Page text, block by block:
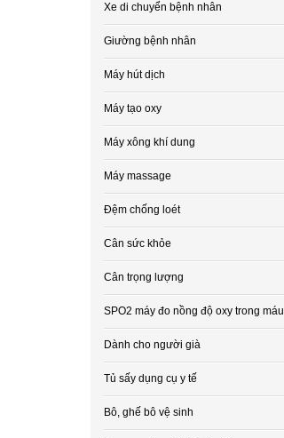
Xe di chuyển bệnh nhân
Giường bệnh nhân
Máy hút dịch
Máy tạo oxy
Máy xông khí dung
Máy massage
Đệm chống loét
Cân sức khỏe
Cân trọng lượng
SPO2 máy đo nồng độ oxy trong máu
Dành cho người già
Tủ sấy dụng cụ y tế
Bô, ghế bô vệ sinh